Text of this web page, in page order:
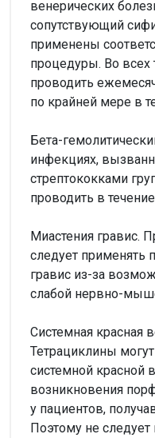
венерических
сопутствующий
применены
процедуры. Во всех
проводить
по крайней мере в
Бета-
инфекциях,
стрептококками
проводить в
Миастения гравис.
следует применять
гравис из-за
слабой нервно-
Системная красная
Тетрациклины
системной красной
возникновения
у пациентов,
Поэтому не следует